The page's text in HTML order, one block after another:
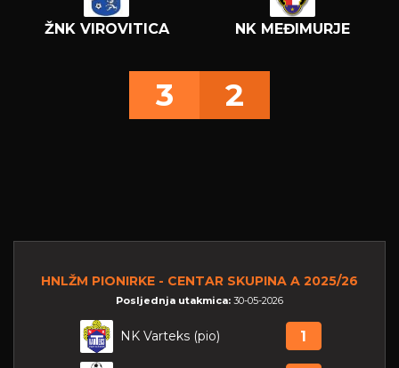
ŽNK VIROVITICA NK MEĐIMURJE
3 2
HNLŽM PIONIRKE - CENTAR SKUPINA A 2025/26
Posljednja utakmica: 30-05-2026
NK Varteks (pio) 1